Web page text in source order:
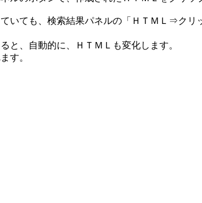
いても、検索結果パネルの「ＨＴＭＬ⇒ク
と、自動的に、ＨＴＭＬも変化します。
す。